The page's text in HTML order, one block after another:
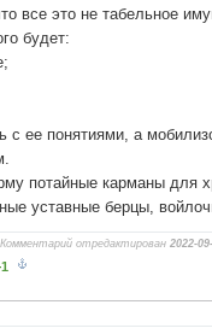
все это не табельное
будет:
с ее понятиями, а
потайные карманы для
уставные берцы,
Комментарий отредактирован2022-